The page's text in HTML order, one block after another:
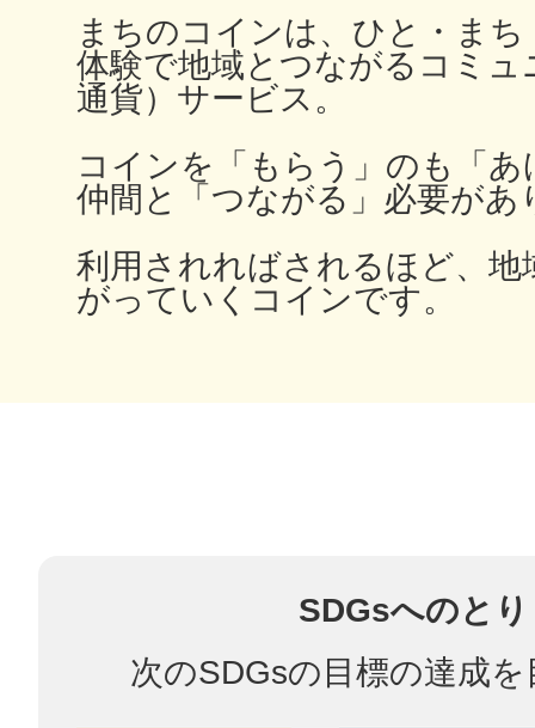
まちのコインは、ひと・ま
体験で地域とつながるコミュ
通貨）サービス。
コインを「もらう」のも「
仲間と「つながる」必要があ
利用されればされるほど、地
がっていくコインです。
SDGsへのと
次のSDGsの目標の達成
シモキ
多度津
鎌倉